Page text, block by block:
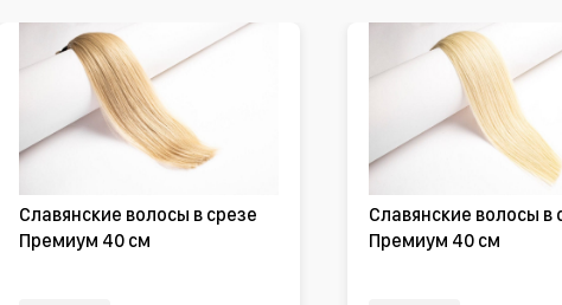
Славянские волосы в срезе
Премиум 40 см
Славянские волосы в
Премиум 40 см